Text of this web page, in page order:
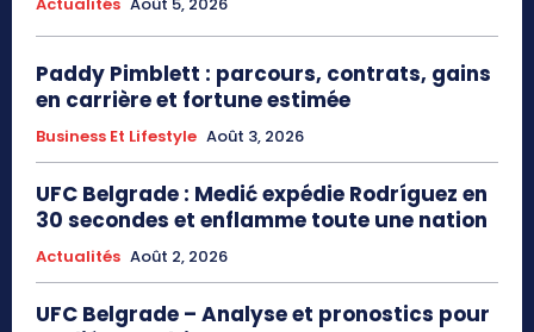
Actualités Août 5, 2026
Paddy Pimblett : parcours, contrats, gains
en carrière et fortune estimée
Business Et Lifestyle Août 3, 2026
UFC Belgrade : Medić expédie Rodríguez en
30 secondes et enflamme toute une nation
Actualités Août 2, 2026
UFC Belgrade – Analyse et pronostics pour